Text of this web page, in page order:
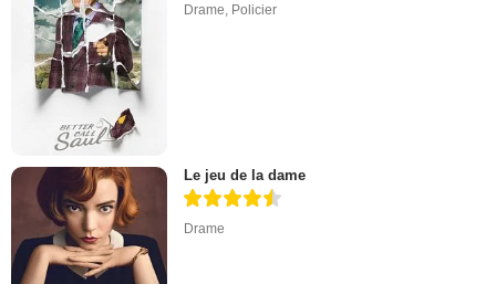
Drame Policier
Le jeu de la dame
Drame